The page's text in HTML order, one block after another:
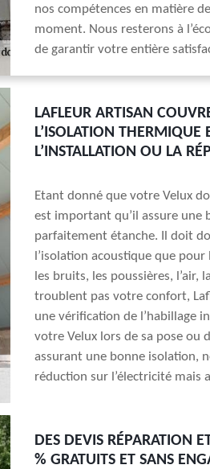
nos compétences en matière
moment. Nous resterons à
de garantir votre entière
LAFLEUR ARTISAN
L’ISOLATION THERMIQUE
L’INSTALLATION OU LA
Etant donné que votre Velux
est important qu’il assure une
parfaitement étanche. Il doit
l’isolation acoustique que
les bruits, les poussières,
troublent pas votre confort,
une vérification de l’habillage
votre Velux lors de sa pose ou
assurant une bonne isolation,
réduction sur l’électricité mais
DES DEVIS RÉPARATION
% GRATUITS ET SANS